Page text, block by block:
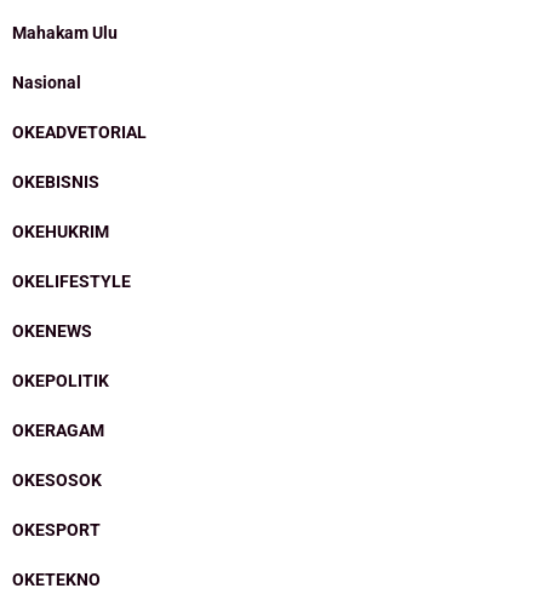
Mahakam Ulu
Nasional
OKEADVETORIAL
OKEBISNIS
OKEHUKRIM
OKELIFESTYLE
OKENEWS
OKEPOLITIK
OKERAGAM
OKESOSOK
OKESPORT
OKETEKNO